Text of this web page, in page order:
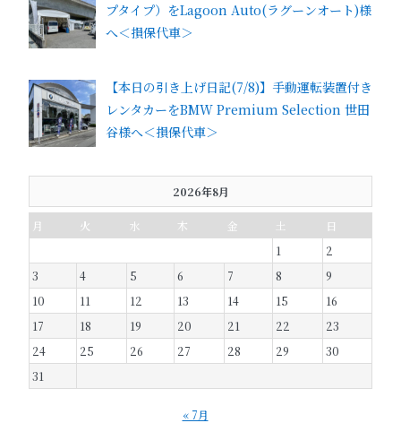
プタイプ）をLagoon Auto(ラグーンオート)様
へ＜損保代車＞
【本日の引き上げ日記(7/8)】手動運転装置付き
レンタカーをBMW Premium Selection 世田
谷様へ＜損保代車＞
2026年8月
月 火 水 木 金 土
日
1
2
3
4 5 6 7 8
9
10
11 12 13 14 15
16
17
18 19 20 21 22
23
24
25 26 27 28 29
30
31
« 7月